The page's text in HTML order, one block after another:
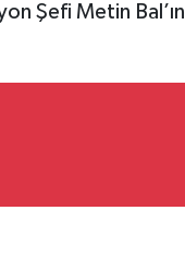
Şefi Metin Bal’ın